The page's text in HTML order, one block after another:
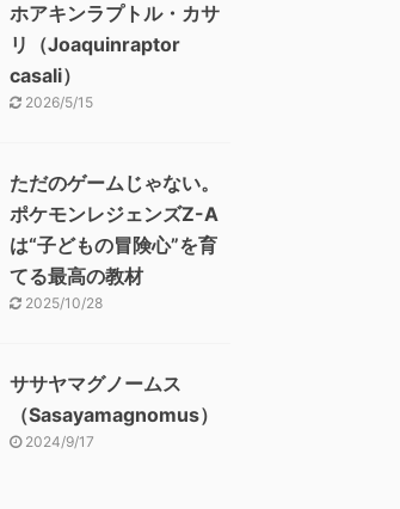
ホアキンラプトル・カサ
リ（Joaquinraptor
casali）
2026/5/15
ただのゲームじゃない。
ポケモンレジェンズZ-A
は“子どもの冒険心”を育
てる最高の教材
2025/10/28
ササヤマグノームス
（Sasayamagnomus）
2024/9/17